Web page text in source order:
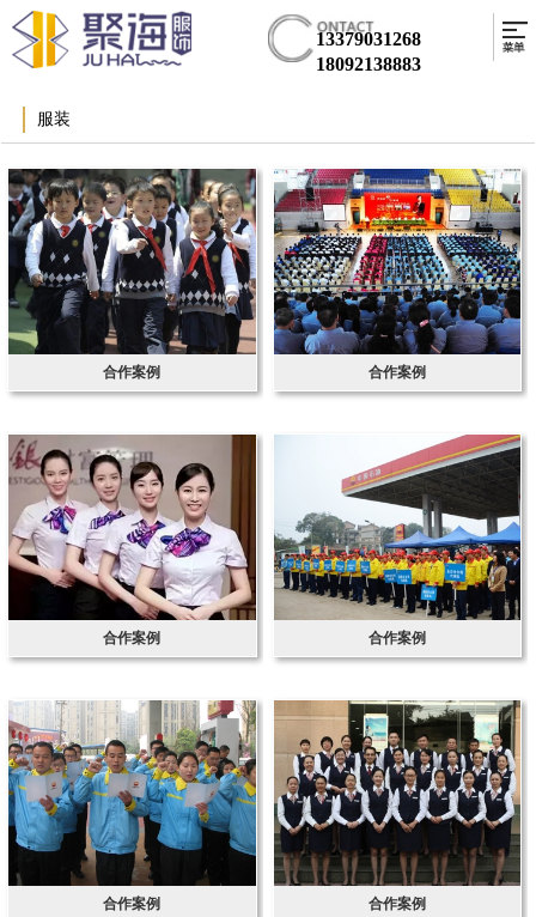
13379031268
18092138883
服装
合作案例 合作案例
合作案例 合作案例
合作案例 合作案例